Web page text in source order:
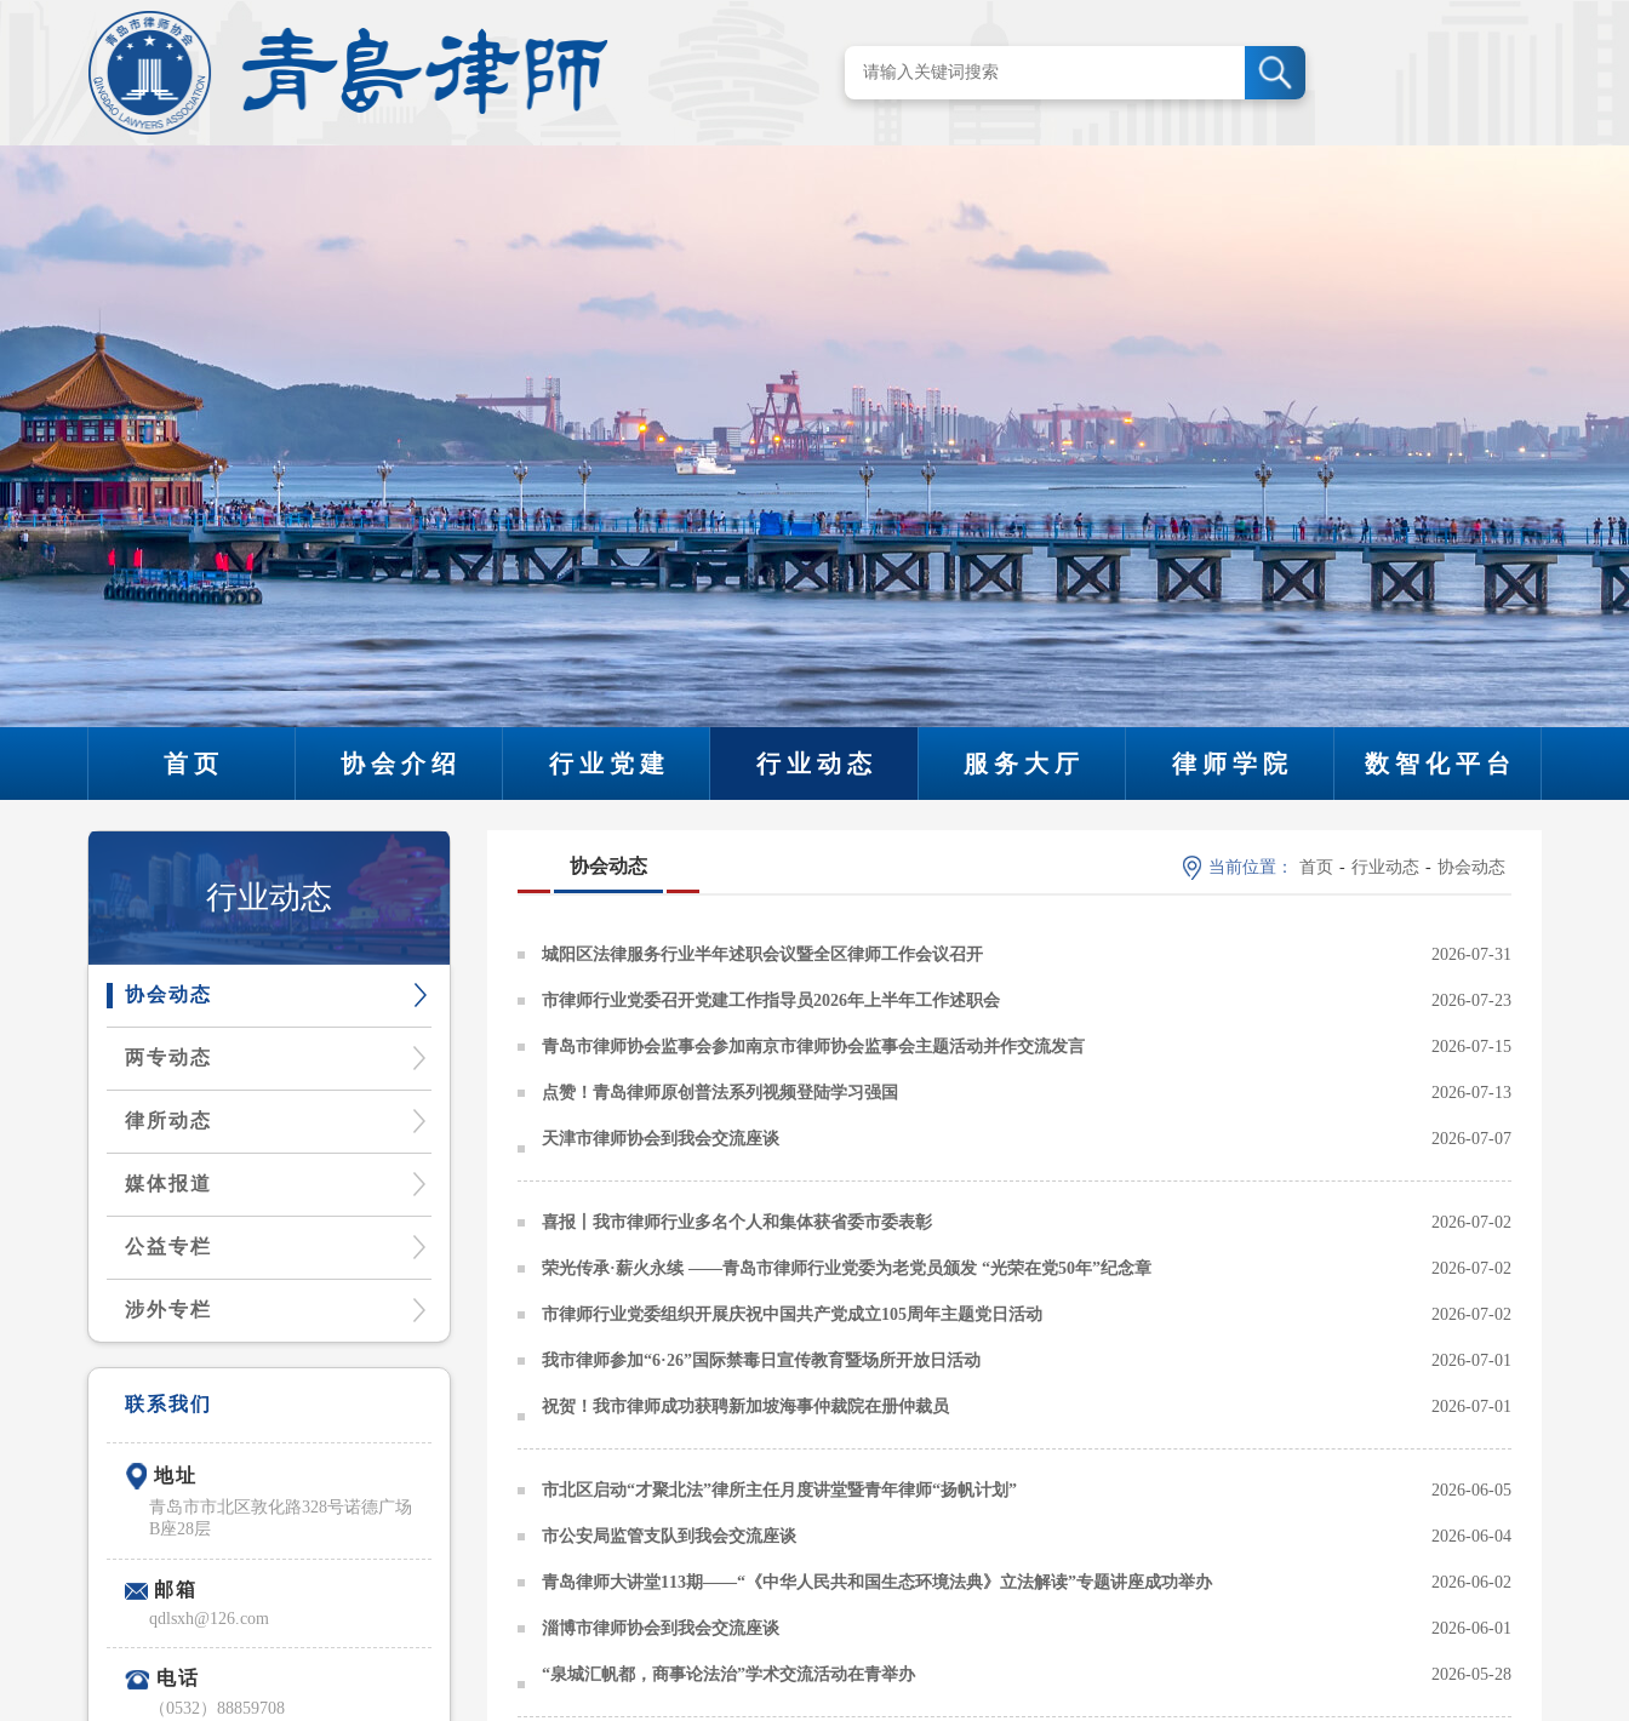
首页 协会介绍 行业党建 行业动态 服务大厅 律师学院 数智化平台
行业动态
协会动态
两专动态
律所动态
媒体报道
公益专栏
涉外专栏
联系我们
地址
青岛市市北区敦化路328号诺德广场
B座28层
邮箱
qdlsxh@126.com
电话
（0532）88859708
协会动态 当前位置： 首页 - 行业动态 - 协会动态
城阳区法律服务行业半年述职会议暨全区律师工作会议召开 2026-07-31
市律师行业党委召开党建工作指导员2026年上半年工作述职会 2026-07-23
青岛市律师协会监事会参加南京市律师协会监事会主题活动并作交流发言 2026-07-15
点赞！青岛律师原创普法系列视频登陆学习强国 2026-07-13
天津市律师协会到我会交流座谈 2026-07-07
喜报丨我市律师行业多名个人和集体获省委市委表彰 2026-07-02
荣光传承·薪火永续 ——青岛市律师行业党委为老党员颁发 “光荣在党50年”纪念章 2026-07-02
市律师行业党委组织开展庆祝中国共产党成立105周年主题党日活动 2026-07-02
我市律师参加“6·26”国际禁毒日宣传教育暨场所开放日活动 2026-07-01
祝贺！我市律师成功获聘新加坡海事仲裁院在册仲裁员 2026-07-01
市北区启动“才聚北法”律所主任月度讲堂暨青年律师“扬帆计划” 2026-06-05
市公安局监管支队到我会交流座谈 2026-06-04
青岛律师大讲堂113期——“《中华人民共和国生态环境法典》立法解读”专题讲座成功举办 2026-06-02
淄博市律师协会到我会交流座谈 2026-06-01
“泉城汇帆都，商事论法治”学术交流活动在青举办 2026-05-28